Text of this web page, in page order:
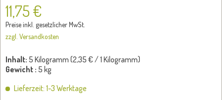
11,75 €
Preise inkl. gesetzlicher MwSt.
zzgl. Versandkosten
Inhalt: 5 Kilogramm (2,35 € / 1 Kilogramm)
Gewicht : 5 kg
Lieferzeit: 1-3 Werktage